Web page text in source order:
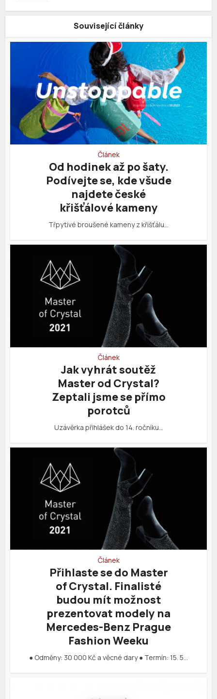
Související články
Článek
Od hodinek až po šaty.
Podívejte se, kde všude
najdete české
křišťálové kameny
Třpytivé broušené kameny z křišťálu…
Článek
Jak vyhrát soutěž
Master od Crystal?
Zeptali jsme se přímo
porotců
Uzávěrka přihlášek do 14. ročníku…
Článek
Přihlaste se do Master
of Crystal. Finalisté
budou mít možnost
prezentovat modely na
Mercedes-Benz Prague
Fashion Weeku
● Odměny: 30 000 Kč a věcné dary ● Termín: 15. 5…